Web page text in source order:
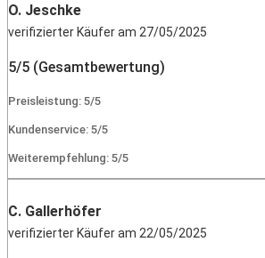
O. Jeschke
verifizierter Käufer am 27/05/2025
5/5 (Gesamtbewertung)
Preisleistung: 5/5
Kundenservice: 5/5
Weiterempfehlung: 5/5
C. Gallerhöfer
verifizierter Käufer am 22/05/2025